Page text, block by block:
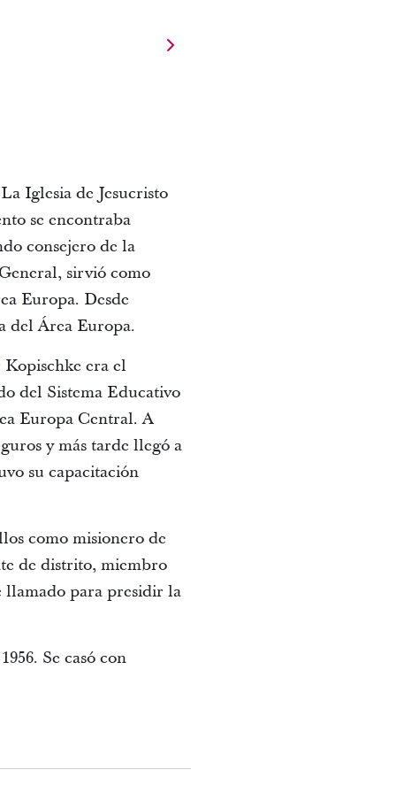
Iglesia de Jesucristo
se encontraba
consejero de la
sirvió como
Europa. Desde
del Área Europa.
era el
del Sistema Educativo
Europa Central. A
y más tarde llegó a
su capacitación
como misionero de
de distrito, miembro
llamado para presidir la
Se casó con